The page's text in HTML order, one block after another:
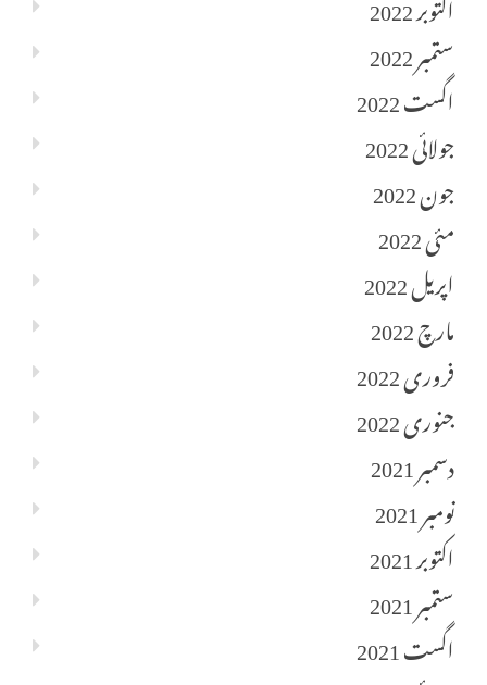
ستمبر 2022
اگست 2022
جولائی 2022
جون 2022
مئی 2022
اپریل 2022
مارچ 2022
فروری 2022
جنوری 2022
دسمبر 2021
نومبر 2021
اکتوبر 2021
ستمبر 2021
اگست 2021